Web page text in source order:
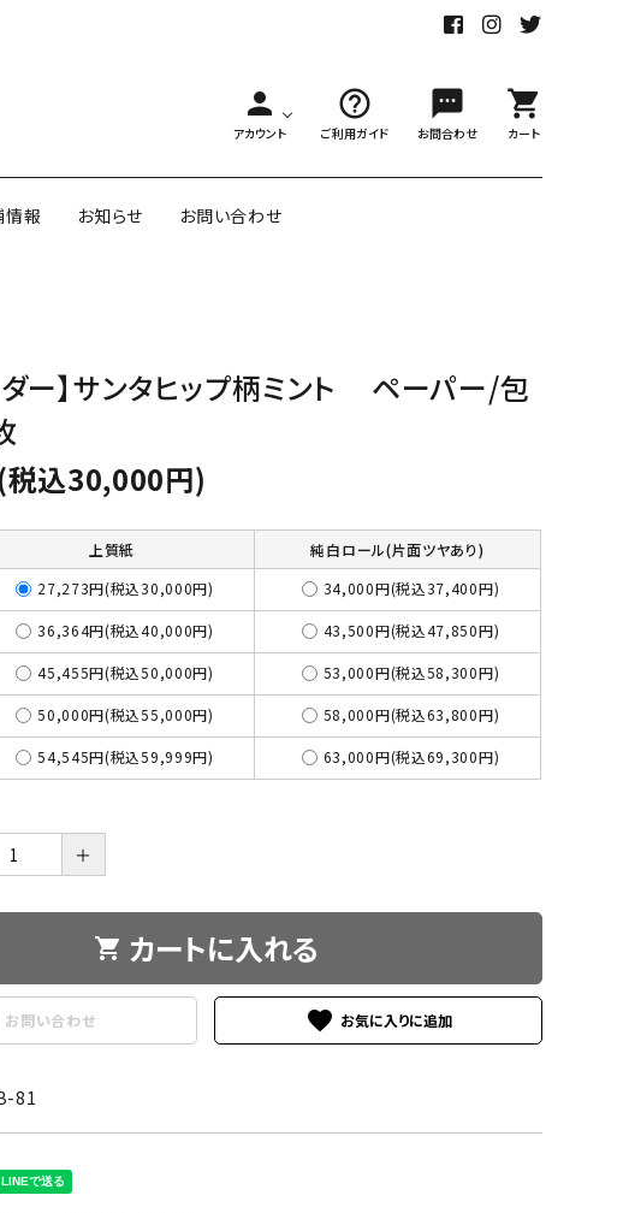
person
アカウント
help_outline
ご利用ガイド
sms
お問合わせ
shopping_cart
カート
ズオーダー受注生産
リスの両面包装紙
ピング用リボン・紐
情報 お知らせ お問い合わせ
ダー】サンタヒップ柄ミント ペーパー/包
込30,000円)
上質紙
純白ロール(片面ツヤあり)
27,273円(税込30,000円) 34,000円(税込37,400円)
36,364円(税込40,000円) 43,500円(税込47,850円)
45,455円(税込50,000円) 53,000円(税込58,300円)
50,000円(税込55,000円) 58,000円(税込63,800円)
54,545円(税込59,999円) 63,000円(税込69,300円)
＋
shopping_cart カートに入れる
お問い合わせ favorite
81